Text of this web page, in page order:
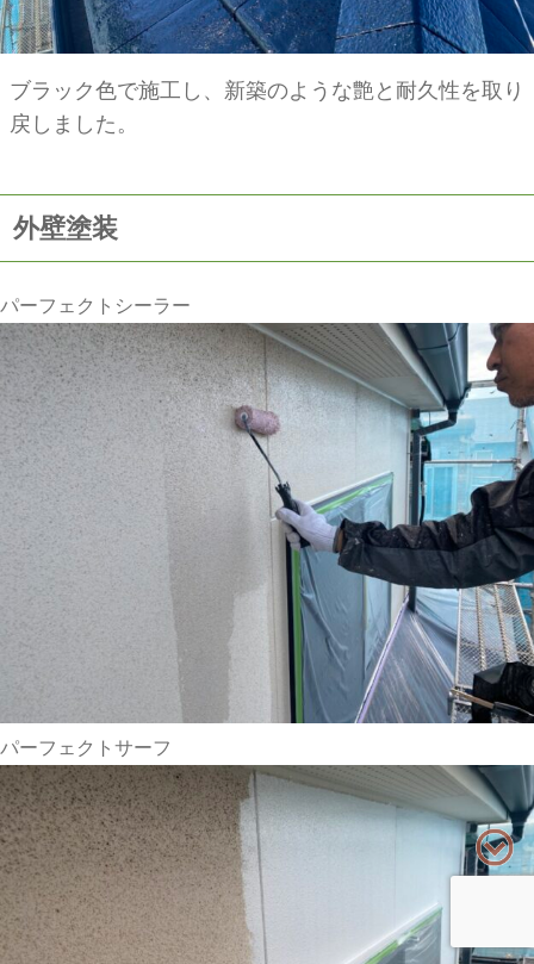
ブラック色で施工し、新築のような艶と耐久性を取り
戻しました。
外壁塗装
パーフェクトシーラー
パーフェクトサーフ